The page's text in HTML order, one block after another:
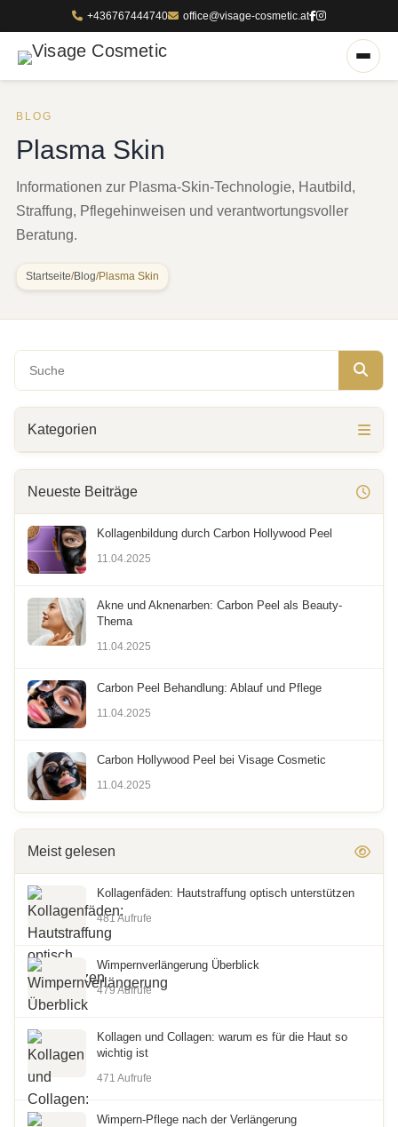
+436767444740 office@visage-cosmetic.at
BLOG
Plasma Skin
Informationen zur Plasma-Skin-Technologie, Hautbild,
Straffung, Pflegehinweisen und verantwortungsvoller
Beratung.
Startseite/Blog/Plasma Skin
Kategorien
Neueste Beiträge
Kollagenbildung durch Carbon Hollywood Peel
11.04.2025
Akne und Aknenarben: Carbon Peel als Beauty-
Thema
11.04.2025
Carbon Peel Behandlung: Ablauf und Pflege
11.04.2025
Carbon Hollywood Peel bei Visage Cosmetic
11.04.2025
Meist gelesen
Kollagenfäden: Hautstraffung optisch unterstützen
481 Aufrufe
Wimpernverlängerung Überblick
479 Aufrufe
Kollagen und Collagen: warum es für die Haut so
wichtig ist
471 Aufrufe
Wimpern-Pflege nach der Verlängerung